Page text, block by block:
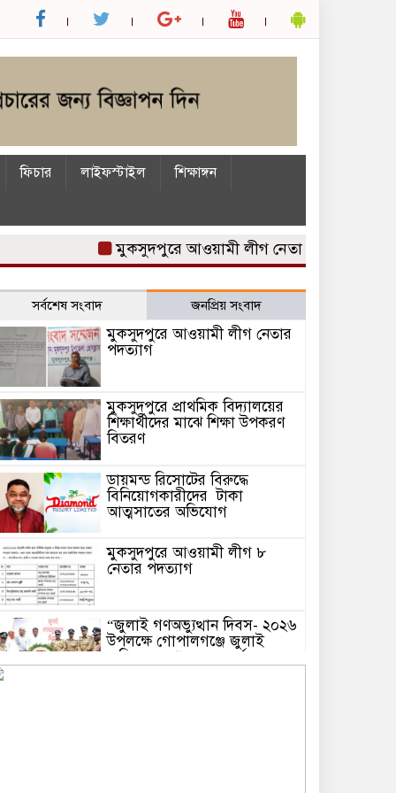
ফিচার লাইফস্টাইল
শিক্ষাঙ্গন
মুকসুদপুরে আওয়ামী লীগ নেতার পদত্যাগ
সর্বশেষ সংবাদ জনপ্রিয় সংবাদ
মুকসুদপুরে আওয়ামী লীগ নেতার
পদত্যাগ
মুকসুদপুরে প্রাথমিক বিদ্যালয়ের
শিক্ষার্থীদের মাঝে শিক্ষা উপকরণ
বিতরণ
ডায়মন্ড রিসোটের বিরুদ্ধে
বিনিয়োগকারীদের টাকা
আত্মসাতের অভিযোগ
মুকসুদপুরে আওয়ামী লীগ ৮
নেতার পদত্যাগ
“জুলাই গণঅভ্যুত্থান দিবস- ২০২৬
উপলক্ষে গোপালগঞ্জে জুলাই
স্মৃতিস্তম্ভে প্রশাসন সহ সর্বস্তরের